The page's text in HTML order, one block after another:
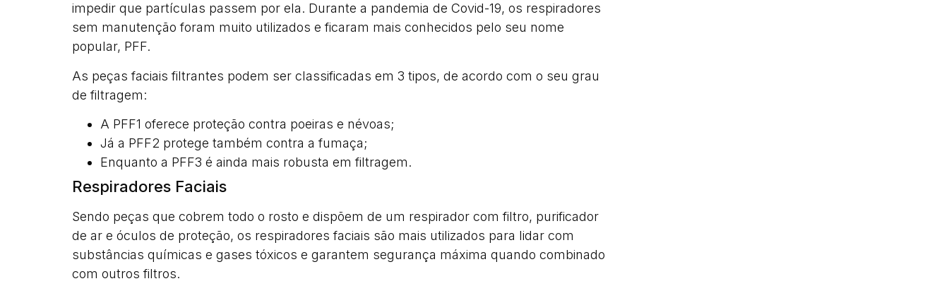
impedir que partículas passem por ela. Durante a pandemia de Covid-19, os respiradores
sem manutenção foram muito utilizados e ficaram mais conhecidos pelo seu nome
popular, PFF.
As peças faciais filtrantes podem ser classificadas em 3 tipos, de acordo com o seu grau
de filtragem:
A PFF1 oferece proteção contra poeiras e névoas;
Já a PFF2 protege também contra a fumaça;
Enquanto a PFF3 é ainda mais robusta em filtragem.
Respiradores Faciais
Sendo peças que cobrem todo o rosto e dispõem de um respirador com filtro, purificador
de ar e óculos de proteção, os respiradores faciais são mais utilizados para lidar com
substâncias químicas e gases tóxicos e garantem segurança máxima quando combinado
com outros filtros.